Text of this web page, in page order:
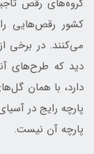
گروه‌های رقص
کشور رقص‌هایی
می‌كنند. در برخی
دید که طرح‌های
دارد، با همان
پارچه رایج در
پارچه آن نیست.